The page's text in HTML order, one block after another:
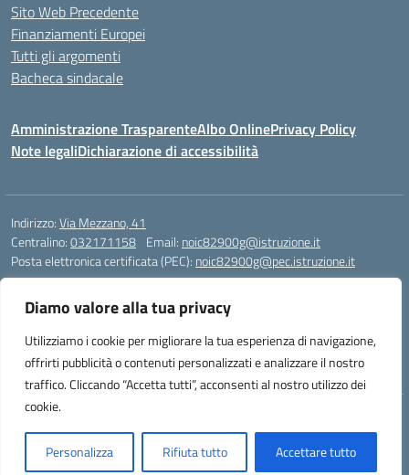
Diamo valore alla tua privacy
Utilizziamo i cookie per migliorare la tua esperienza di navigazione,
offrirti pubblicità o contenuti personalizzati e analizzare il nostro
traffico. Cliccando “Accetta tutti”, acconsenti al nostro utilizzo dei
cookie.
Personalizza Rifiuta tutto Accettare tutto
Sito Web Precedente
Finanziamenti Europei
Tutti gli argomenti
Bacheca sindacale
Amministrazione TrasparenteAlbo OnlinePrivacy Policy
Note legaliDichiarazione di accessibilità
Indirizzo:Via Mezzano, 41
Centralino:032171158 Email: noic82900g@istruzione.it
Posta elettronica certificata (PEC): noic82900g@pec.istruzione.it
Codice meccanografico:NOIC82900G
Codice Indice delle Pubbliche Amministrazioni (IPA): istsc_noic82900g
Codice unico di fatturazione (CUF): UFJ1I0